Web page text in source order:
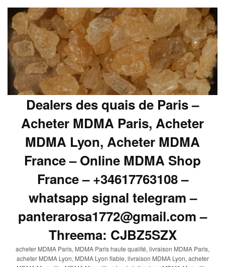
Dealers des quais de Paris –
Acheter MDMA Paris, Acheter
MDMA Lyon, Acheter MDMA
France – Online MDMA Shop
France – +34617763108 –
whatsapp signal telegram –
panterarosa1772@gmail.com –
Threema: CJBZ5SZX
acheter MDMA Paris, MDMA Paris haute qualité, livraison MDMA Paris,
acheter MDMA Lyon, MDMA Lyon fiable, livraison MDMA Lyon, acheter